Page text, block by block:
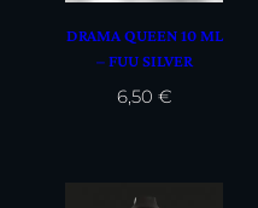
DRAMA QUEEN 10 ML
– FUU SILVER
6,50 €